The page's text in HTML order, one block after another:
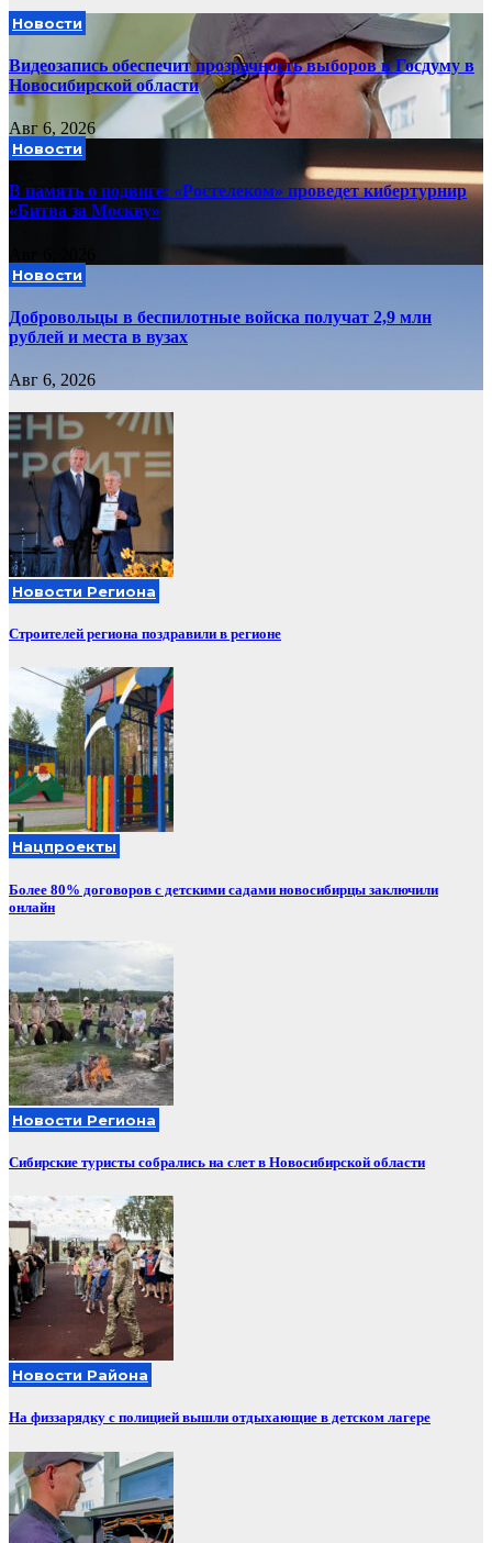
Новости
Видеозапись обеспечит прозрачность выборов в Госдуму в
Новосибирской области
Авг 6, 2026
Новости
В память о подвиге: «Ростелеком» проведет кибертурнир
«Битва за Москву»
Новости
Добровольцы в беспилотные войска получат 2,9 млн
рублей и места в вузах
Авг 6, 2026
Новости Региона
Строителей региона поздравили в регионе
Нацпроекты
Более 80% договоров с детскими садами новосибирцы заключили
онлайн
Новости Региона
Сибирские туристы собрались на слет в Новосибирской области
Новости Района
На физзарядку с полицией вышли отдыхающие в детском лагере